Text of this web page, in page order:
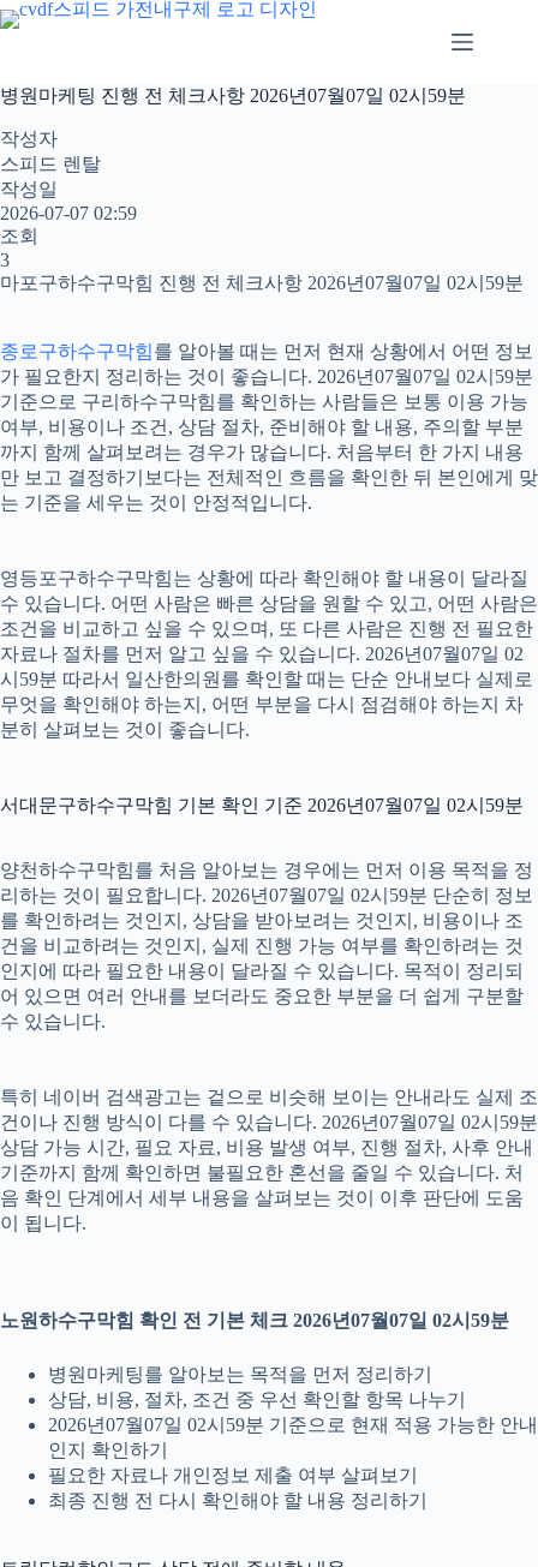
본
문
로
건
너
뛰
기
병원마케팅 진행 전 체크사항 2026년07월07일 02시59분
작성자
스피드 렌탈
작성일
2026-07-07 02:59
조회
3
마포구하수구막힘 진행 전 체크사항 2026년07월07일 02시59분
종로구하수구막힘를 알아볼 때는 먼저 현재 상황에서 어떤 정보
가 필요한지 정리하는 것이 좋습니다. 2026년07월07일 02시59분
기준으로 구리하수구막힘를 확인하는 사람들은 보통 이용 가능
여부, 비용이나 조건, 상담 절차, 준비해야 할 내용, 주의할 부분
까지 함께 살펴보려는 경우가 많습니다. 처음부터 한 가지 내용
만 보고 결정하기보다는 전체적인 흐름을 확인한 뒤 본인에게 맞
는 기준을 세우는 것이 안정적입니다.
영등포구하수구막힘는 상황에 따라 확인해야 할 내용이 달라질
수 있습니다. 어떤 사람은 빠른 상담을 원할 수 있고, 어떤 사람은
조건을 비교하고 싶을 수 있으며, 또 다른 사람은 진행 전 필요한
자료나 절차를 먼저 알고 싶을 수 있습니다. 2026년07월07일 02
시59분 따라서 일산한의원를 확인할 때는 단순 안내보다 실제로
무엇을 확인해야 하는지, 어떤 부분을 다시 점검해야 하는지 차
분히 살펴보는 것이 좋습니다.
서대문구하수구막힘 기본 확인 기준 2026년07월07일 02시59분
양천하수구막힘를 처음 알아보는 경우에는 먼저 이용 목적을 정
리하는 것이 필요합니다. 2026년07월07일 02시59분 단순히 정보
를 확인하려는 것인지, 상담을 받아보려는 것인지, 비용이나 조
건을 비교하려는 것인지, 실제 진행 가능 여부를 확인하려는 것
인지에 따라 필요한 내용이 달라질 수 있습니다. 목적이 정리되
어 있으면 여러 안내를 보더라도 중요한 부분을 더 쉽게 구분할
수 있습니다.
특히 네이버 검색광고는 겉으로 비슷해 보이는 안내라도 실제 조
건이나 진행 방식이 다를 수 있습니다. 2026년07월07일 02시59분
상담 가능 시간, 필요 자료, 비용 발생 여부, 진행 절차, 사후 안내
기준까지 함께 확인하면 불필요한 혼선을 줄일 수 있습니다. 처
음 확인 단계에서 세부 내용을 살펴보는 것이 이후 판단에 도움
이 됩니다.
노원하수구막힘 확인 전 기본 체크 2026년07월07일 02시59분
병원마케팅를 알아보는 목적을 먼저 정리하기
상담, 비용, 절차, 조건 중 우선 확인할 항목 나누기
2026년07월07일 02시59분 기준으로 현재 적용 가능한 안내
인지 확인하기
필요한 자료나 개인정보 제출 여부 살펴보기
최종 진행 전 다시 확인해야 할 내용 정리하기